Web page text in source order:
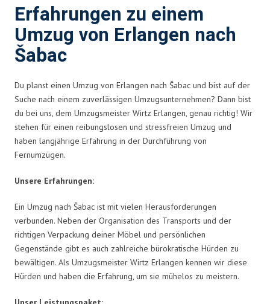
Erfahrungen zu einem
Umzug von Erlangen nach
Šabac
Du planst einen Umzug von Erlangen nach Šabac und bist auf der
Suche nach einem zuverlässigen Umzugsunternehmen? Dann bist
du bei uns, dem Umzugsmeister Wirtz Erlangen, genau richtig! Wir
stehen für einen reibungslosen und stressfreien Umzug und
haben langjährige Erfahrung in der Durchführung von
Fernumzügen.
Unsere Erfahrungen:
Ein Umzug nach Šabac ist mit vielen Herausforderungen
verbunden. Neben der Organisation des Transports und der
richtigen Verpackung deiner Möbel und persönlichen
Gegenstände gibt es auch zahlreiche bürokratische Hürden zu
bewältigen. Als Umzugsmeister Wirtz Erlangen kennen wir diese
Hürden und haben die Erfahrung, um sie mühelos zu meistern.